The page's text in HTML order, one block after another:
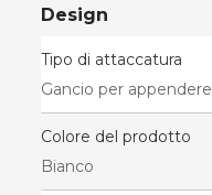
Design
Tipo di attaccatura
Gancio per appendere
Colore del prodotto
Bianco